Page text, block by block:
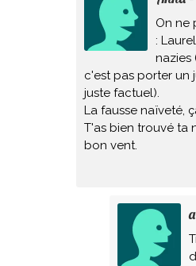
On ne
:
nazies
c'est pas porter un
juste factuel).
La fausse naïveté,
T'as bien trouvé ta
bon vent.
a